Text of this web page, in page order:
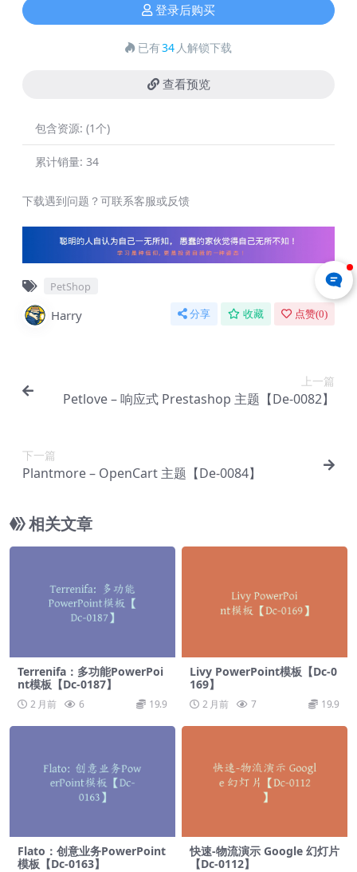
登录后购买
已有34 人解锁下载
查看预览
包含资源: (1个)
累计销量: 34
下载遇到问题？可联系客服或反馈
PetShop
Harry 分享 收藏 点赞(0)
上一篇
Petlove – 响应式 Prestashop 主题【De-0082】
下一篇
Plantmore – OpenCart 主题【De-0084】
相关文章
Terrenifa：多功能PowerPoi
nt模板【Dc-0187】
2 月前 6 19.9
Livy PowerPoint模板【Dc-0
169】
2 月前 7 19.9
Flato：创意业务PowerPoint
模板【Dc-0163】
快速-物流演示 Google 幻灯片
【Dc-0112】